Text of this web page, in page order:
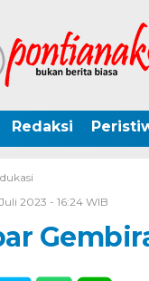
Redaksi
2023 - 16:24 WIB